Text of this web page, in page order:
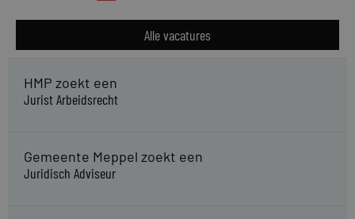
Alle vacatures
HMP zoekt een
Jurist Arbeidsrecht
Gemeente Meppel zoekt een
Juridisch Adviseur